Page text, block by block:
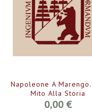
Napoleone A
Mito Alla Storia
0,00 €